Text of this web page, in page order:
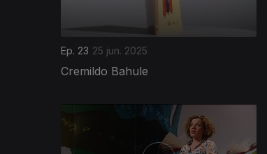
Ep. 23 25 jun. 2025
Cremildo Bahule